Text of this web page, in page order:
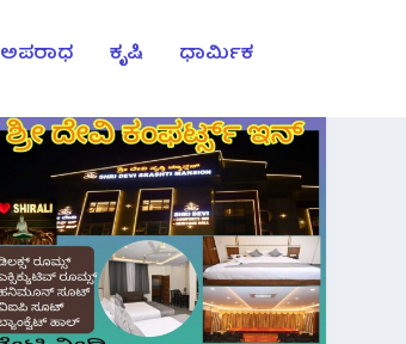
ಅಪರಾಧ ಕೃಷಿ ಧಾರ್ಮಿಕ